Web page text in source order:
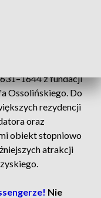
z fundacji
Ossolińskiego. Do
rezydencji
oraz
obiekt stopniowo
atrakcji
Nie